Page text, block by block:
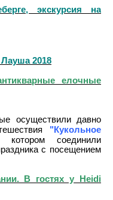
экскурсия на
2018
елочные
осуществили давно
"Кукольное
соединили
с посещением
В гостях у Heidi